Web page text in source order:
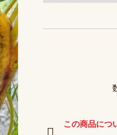
この商品につ